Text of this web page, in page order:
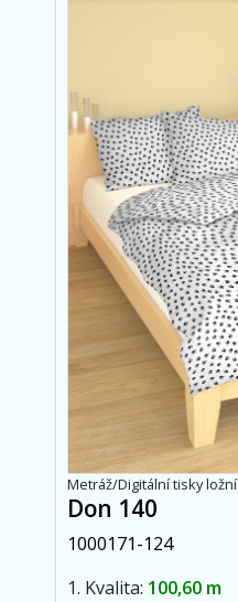
Metráž/Digitální tisky ložní
Don 140
1000171-124
1. Kvalita: 100,60 m